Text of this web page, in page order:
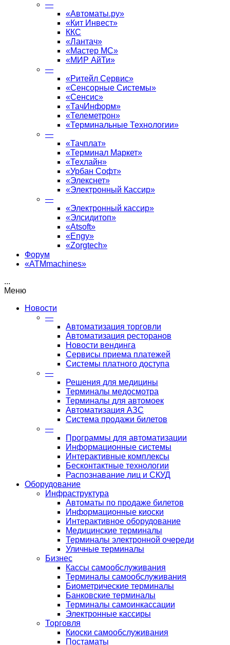
—
«Автоматы.ру»
«Кит Инвест»
ККС
«Лантач»
«Мастер МС»
«МИР АйТи»
—
«Ритейл Сервис»
«Сенсорные Системы»
«Сенсис»
«ТачИнформ»
«Телеметрон»
«Терминальные Технологии»
—
«Тачплат»
«Терминал Маркет»
«Техлайн»
«Урбан Софт»
«Элекснет»
«Электронный Кассир»
—
«Электронный кассир»
«Элсидитоп»
«Atsoft»
«Engy»
«Zorgtech»
Форум
«ATMmachines»
...
Меню
Новости
—
Автоматизация торговли
Автоматизация ресторанов
Новости вендинга
Сервисы приема платежей
Системы платного доступа
—
Решения для медицины
Терминалы медосмотра
Терминалы для автомоек
Автоматизация АЗС
Система продажи билетов
—
Программы для автоматизации
Информационные системы
Интерактивные комплексы
Бесконтактные технологии
Распознавание лиц и СКУД
Оборудование
Инфраструктура
Автоматы по продаже билетов
Информационные киоски
Интерактивное оборудование
Медицинские терминалы
Терминалы электронной очереди
Уличные терминалы
Бизнес
Кассы самообслуживания
Терминалы самообслуживания
Биометрические терминалы
Банковские терминалы
Терминалы самоинкассации
Электронные кассиры
Торговля
Киоски самообслуживания
Постаматы